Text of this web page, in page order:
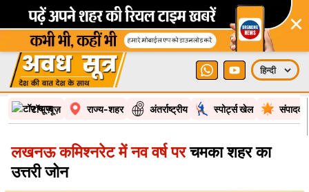
×
टॉप न्यूज़ राज्य-शहर अंतर्राष्ट्रीय स्पोर्ट्स खेल
लखनऊ कमिश्नरेट में नव वर्ष परचमका शहर का
उत्तरी जोन